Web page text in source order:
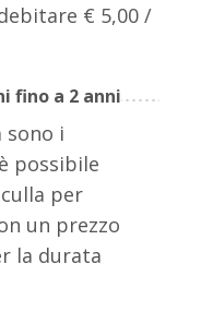
€ 5,00 /
fino a 2 anni
i
possibile
per
un prezzo
la durata